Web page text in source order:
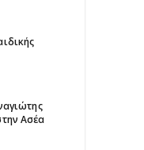
Ασέα